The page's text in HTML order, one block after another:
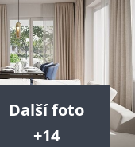
Další foto
+14